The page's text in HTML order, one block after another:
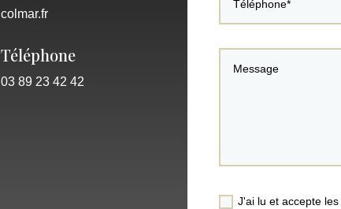
colmar.fr
Téléphone
03 89 23 42 42
J'ai lu et accepte les